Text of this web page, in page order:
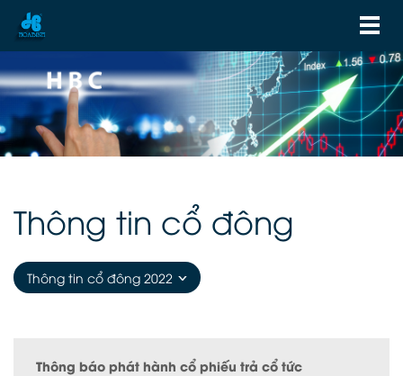
Thông tin cổ đông
Thông tin cổ đông 2022
Thông báo phát hành cổ phiếu trả cổ tức